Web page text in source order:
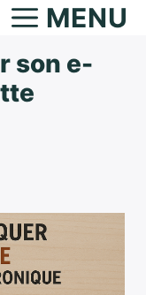
MENU
son e-